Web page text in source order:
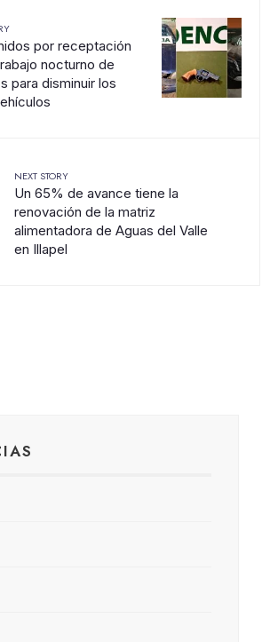
por receptación
nocturno de
para disminuir los
NEXT STORY
Un 65% de avance tiene la
renovación de la matriz
alimentadora de Aguas del Valle
en Illapel